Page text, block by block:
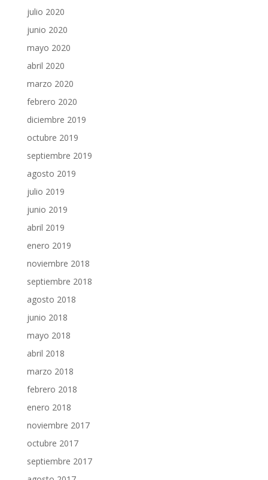
julio 2020
junio 2020
mayo 2020
abril 2020
marzo 2020
febrero 2020
diciembre 2019
octubre 2019
septiembre 2019
agosto 2019
julio 2019
junio 2019
abril 2019
enero 2019
noviembre 2018
septiembre 2018
agosto 2018
junio 2018
mayo 2018
abril 2018
marzo 2018
febrero 2018
enero 2018
noviembre 2017
octubre 2017
septiembre 2017